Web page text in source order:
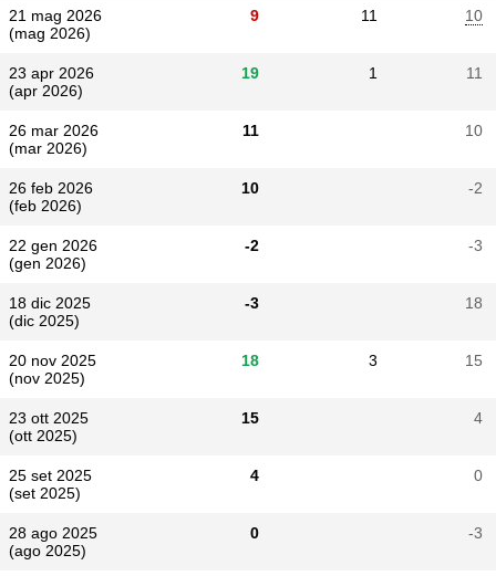
21 mag 2026
(mag 2026)
9 11 10
23 apr 2026
(apr 2026)
19 1 11
26 mar 2026
(mar 2026)
11 10
26 feb 2026
(feb 2026)
10 -2
22 gen 2026
(gen 2026)
-2 -3
18 dic 2025
(dic 2025)
-3 18
20 nov 2025
(nov 2025)
18 3 15
23 ott 2025
(ott 2025)
15 4
25 set 2025
(set 2025)
4 0
28 ago 2025
(ago 2025)
0 -3